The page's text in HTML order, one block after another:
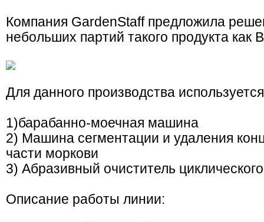
Компания GardenStaff предложила
небольших партий такого продукта как
Для данного производства
1)барабанно-моечная машина
2) Машина сегментации и удаления
части моркови
3) Абразивный очиститель
Описание работы линии: